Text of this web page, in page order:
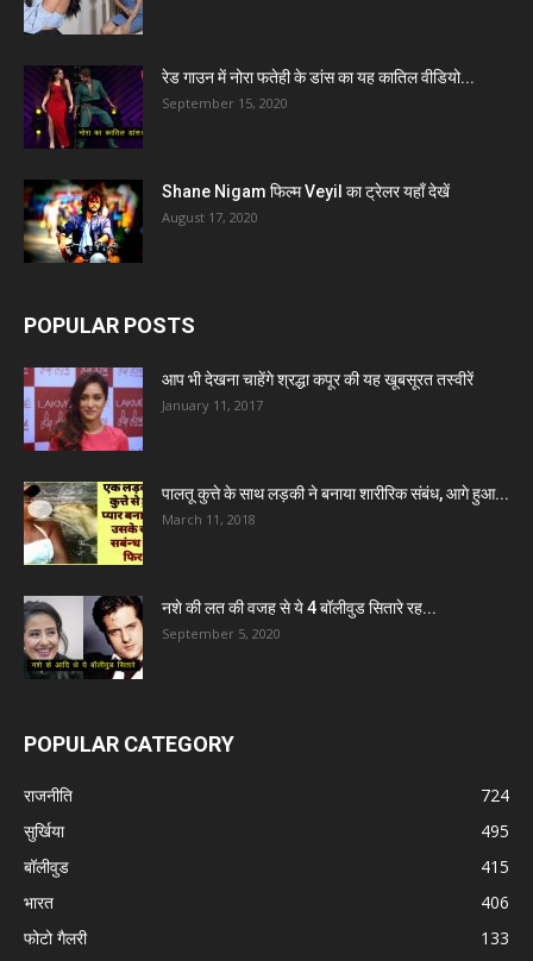
रेड गाउन में नोरा फतेही के डांस का यह कातिल वीडियो...
September 15, 2020
Shane Nigam फिल्म Veyil का ट्रेलर यहाँ देखें
August 17, 2020
POPULAR POSTS
आप भी देखना चाहेंगे श्रद्धा कपूर की यह खूबसूरत तस्वीरें
January 11, 2017
पालतू कुत्ते के साथ लड़की ने बनाया शारीरिक संबंध, आगे हुआ...
March 11, 2018
नशे की लत की वजह से ये 4 बॉलीवुड सितारे रह...
September 5, 2020
POPULAR CATEGORY
राजनीति
724
सुर्खिया
495
बॉलीवुड
415
भारत
406
फोटो गैलरी
133